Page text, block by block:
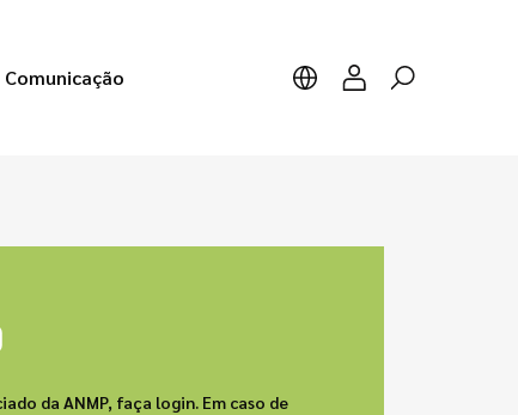
Comunicação
da ANMP, faça login. Em caso de